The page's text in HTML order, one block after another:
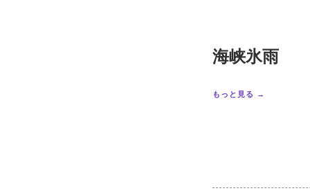
海峡氷雨
もっと見る →